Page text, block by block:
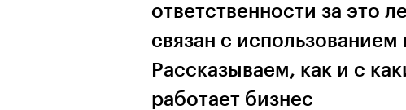
ответственности за это
связан с
Рассказываем, как и с
работает бизнес